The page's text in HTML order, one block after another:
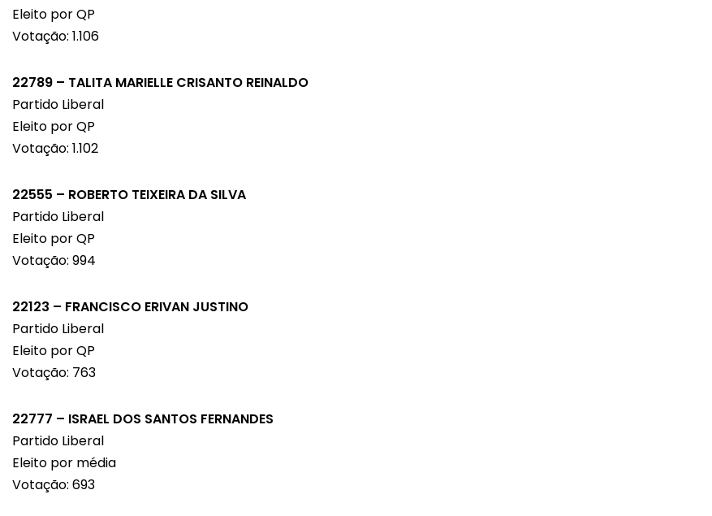
Eleito por QP
Votação: 1.106
22789 – TALITA MARIELLE CRISANTO REINALDO
Partido Liberal
Eleito por QP
Votação: 1.102
22555 – ROBERTO TEIXEIRA DA SILVA
Partido Liberal
Eleito por QP
Votação: 994
22123 – FRANCISCO ERIVAN JUSTINO
Partido Liberal
Eleito por QP
Votação: 763
22777 – ISRAEL DOS SANTOS FERNANDES
Partido Liberal
Eleito por média
Votação: 693